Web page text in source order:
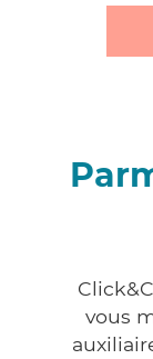
vous